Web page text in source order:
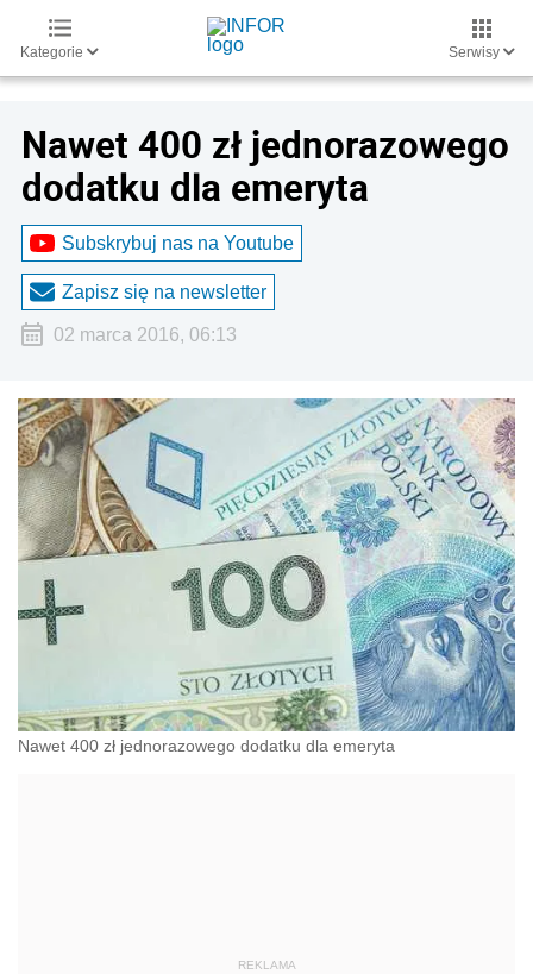
Kategorie Serwisy
Nawet 400 zł jednorazowego
dodatku dla emeryta
Subskrybuj nas na Youtube
Zapisz się na newsletter
02 marca 2016, 06:13
Nawet 400 zł jednorazowego dodatku dla emeryta